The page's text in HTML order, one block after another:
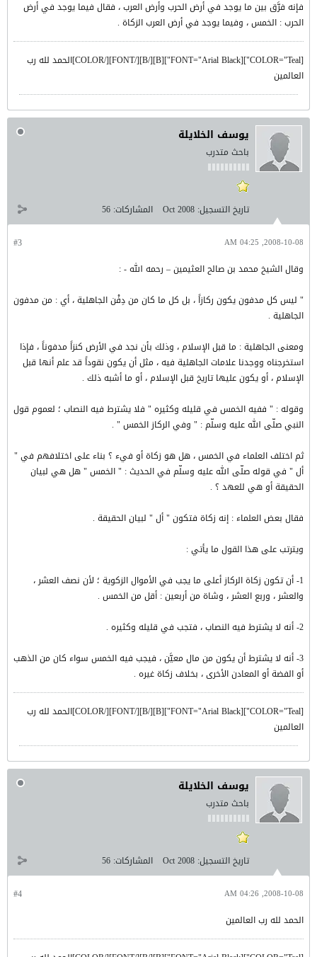
فإنه فرَّق بين ما يوجد في أرض الحرب وأرض العرب ، فقال فيما يوجد في أرض
الحرب : الخمس ، وفيما يوجد في أرض العرب الزكاة .
[COLOR="Teal"][FONT="Arial Black"][B][/B][/FONT][/COLOR]الحمد لله رب
العالمين
يوسف الخلايلة
باحث متدرب
تاريخ التسجيل: Oct 2008 المشاركات: 56
#3 2008-10-08, 04:25 AM
وقال الشيخ محمد بن صالح العثيمين – رحمه الله - :
" ليس كل مدفون يكون ركازاً ، بل كل ما كان من دِفْن الجاهلية ، أي : من مدفون
الجاهلية .
ومعنى الجاهلية : ما قبل الإسلام ، وذلك بأن نجد في الأرض كنزاً مدفوناً ، فإذا
استخرجناه ووجدنا علامات الجاهلية فيه ، مثل أن يكون نقوداً قد علم أنها قبل
الإسلام ، أو يكون عليها تاريخ قبل الإسلام ، أو ما أشبه ذلك .
وقوله : " ففيه الخمس في قليله وكثيره " فلا يشترط فيه النصاب ؛ لعموم قول
النبي صلّى الله عليه وسلّم : " وفي الركاز الخمس " .
ثم اختلف العلماء في الخمس ، هل هو زكاة أو فيء ؟ بناء على اختلافهم في "
أل " في قوله صلّى الله عليه وسلّم في الحديث : " الخمس " هل هي لبيان
الحقيقة أو هي للعهد ؟ .
فقال بعض العلماء : إنه زكاة فتكون " أل " لبيان الحقيقة .
ويترتب على هذا القول ما يأتي :
1- أن تكون زكاة الركاز أعلى ما يجب في الأموال الزكوية ؛ لأن نصف العشر ،
والعشر ، وربع العشر ، وشاة من أربعين : أقل من الخمس .
2- أنه لا يشترط فيه النصاب ، فتجب في قليله وكثيره .
3- أنه لا يشترط أن يكون من مال معيَّن ، فيجب فيه الخمس سواء كان من الذهب
أو الفضة أو المعادن الأخرى ، بخلاف زكاة غيره .
[COLOR="Teal"][FONT="Arial Black"][B][/B][/FONT][/COLOR]الحمد لله رب
العالمين
يوسف الخلايلة
باحث متدرب
تاريخ التسجيل: Oct 2008 المشاركات: 56
#4 2008-10-08, 04:26 AM
الحمد لله رب العالمين